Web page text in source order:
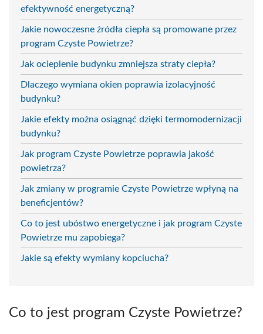
efektywność energetyczną?
Jakie nowoczesne źródła ciepła są promowane przez
program Czyste Powietrze?
Jak ocieplenie budynku zmniejsza straty ciepła?
Dlaczego wymiana okien poprawia izolacyjność
budynku?
Jakie efekty można osiągnąć dzięki termomodernizacji
budynku?
Jak program Czyste Powietrze poprawia jakość
powietrza?
Jak zmiany w programie Czyste Powietrze wpłyną na
beneficjentów?
Co to jest ubóstwo energetyczne i jak program Czyste
Powietrze mu zapobiega?
Jakie są efekty wymiany kopciucha?
Co to jest program Czyste Powietrze?